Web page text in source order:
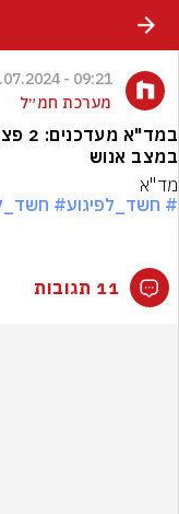
09:21 - 03.07.2024
מערכת חמ״ל
במצב אנוש
מד"א
# חשד_לפיגוע#
11 תגובות